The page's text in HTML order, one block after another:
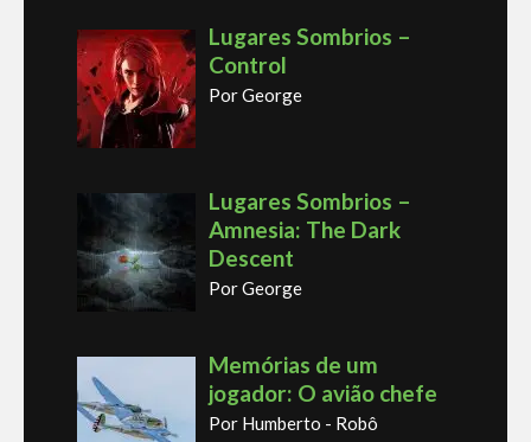
Lugares Sombrios –
Control
Por George
Lugares Sombrios –
Amnesia: The Dark
Descent
Por George
Memórias de um
jogador: O avião chefe
Por Humberto - Robô